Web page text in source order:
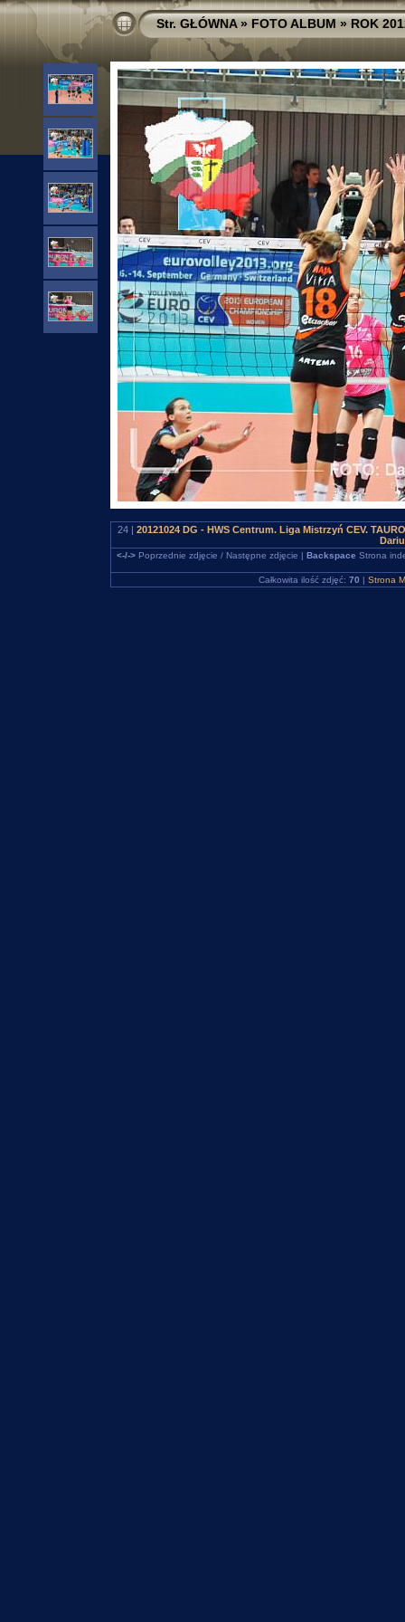
Str. GŁÓWNA»FOTO ALBUM»ROK
24 | 20121024 DG - HWS Centrum. Liga Mistrzyń CEV.
<-/->Poprzednie zdjęcie / Następne zdjęcie | Backspace Strona
Całkowita ilość zdjęć: 70 | Strona